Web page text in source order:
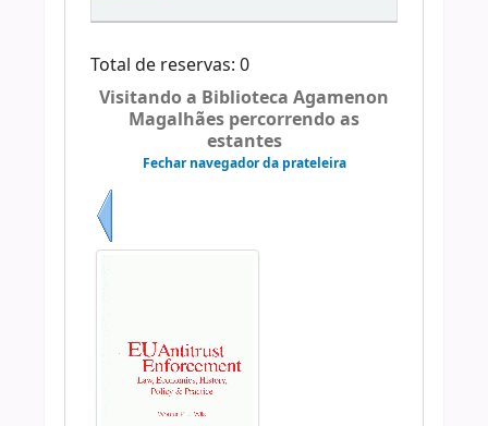
Total de reservas: 0
Visitando a Biblioteca Agamenon
Magalhães percorrendo as
estantes
Fechar navegador da prateleira
Anterior